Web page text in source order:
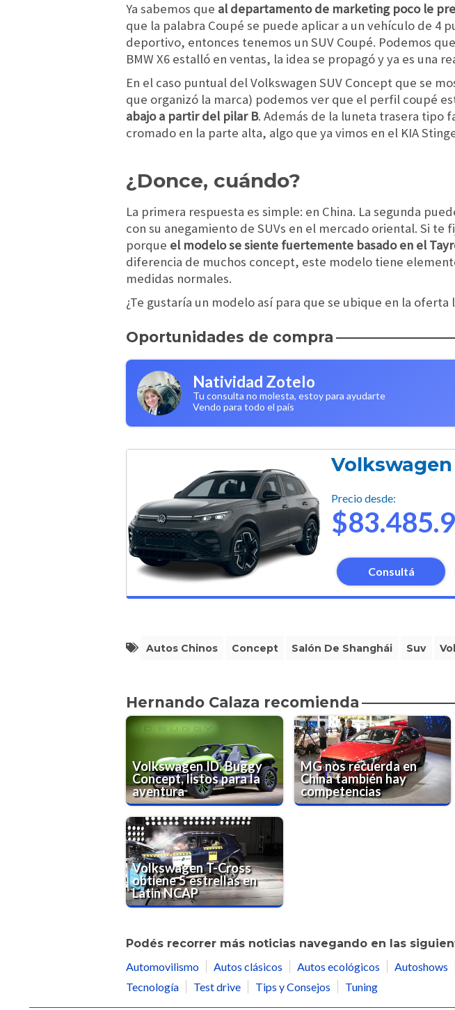
Ya sabemos que al departamento de marketing poco le
que la palabra Coupé se puede aplicar a un vehículo de 4
deportivo, entonces tenemos un SUV Coupé. Podemos
BMW X6 estalló en ventas, la idea se propagó y ya es una
En el caso puntual del Volkswagen SUV Concept que se
que organizó la marca) podemos ver que el perfil coupé
abajo a partir del pilar B. Además de la luneta trasera tipo
cromado en la parte alta, algo que ya vimos en el KIA
¿Donce, cuándo?
La primera respuesta es simple: en China. La segunda
con su anegamiento de SUVs en el mercado oriental. Si
porque el modelo se siente fuertemente basado en el
diferencia de muchos concept, este modelo tiene
medidas normales.
¿Te gustaría un modelo así para que se ubique en la oferta
Oportunidades de compra
Natividad Zotelo
Tu consulta no molesta, estoy para ayudarte
Vendo para todo el país
Precio desde:
Consultá
Autos Chinos Concept Salón De Shanghái Suv
Hernando Calaza recomienda
Volkswagen ID. Buggy
Concept, listos para la
aventura
MG nos recuerda en
China también hay
competencias
Volkswagen T-Cross
obtiene 5 estrellas en
Latin NCAP
Podés recorrer más noticias navegando en las
Automovilismo
Autos clásicos Autos ecológicos Autoshows
Tecnología
Test drive Tips y Consejos Tuning